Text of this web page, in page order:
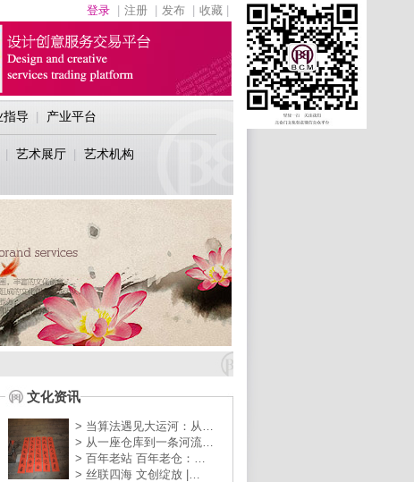
登录 注册 发布 收藏
指导 产业平台
艺术展厅
艺术机构
文化资讯
> 当算法遇见大运河：从…
> 从一座仓库到一条河流…
> 百年老站 百年老仓：…
> 丝联四海 文创绽放 |…